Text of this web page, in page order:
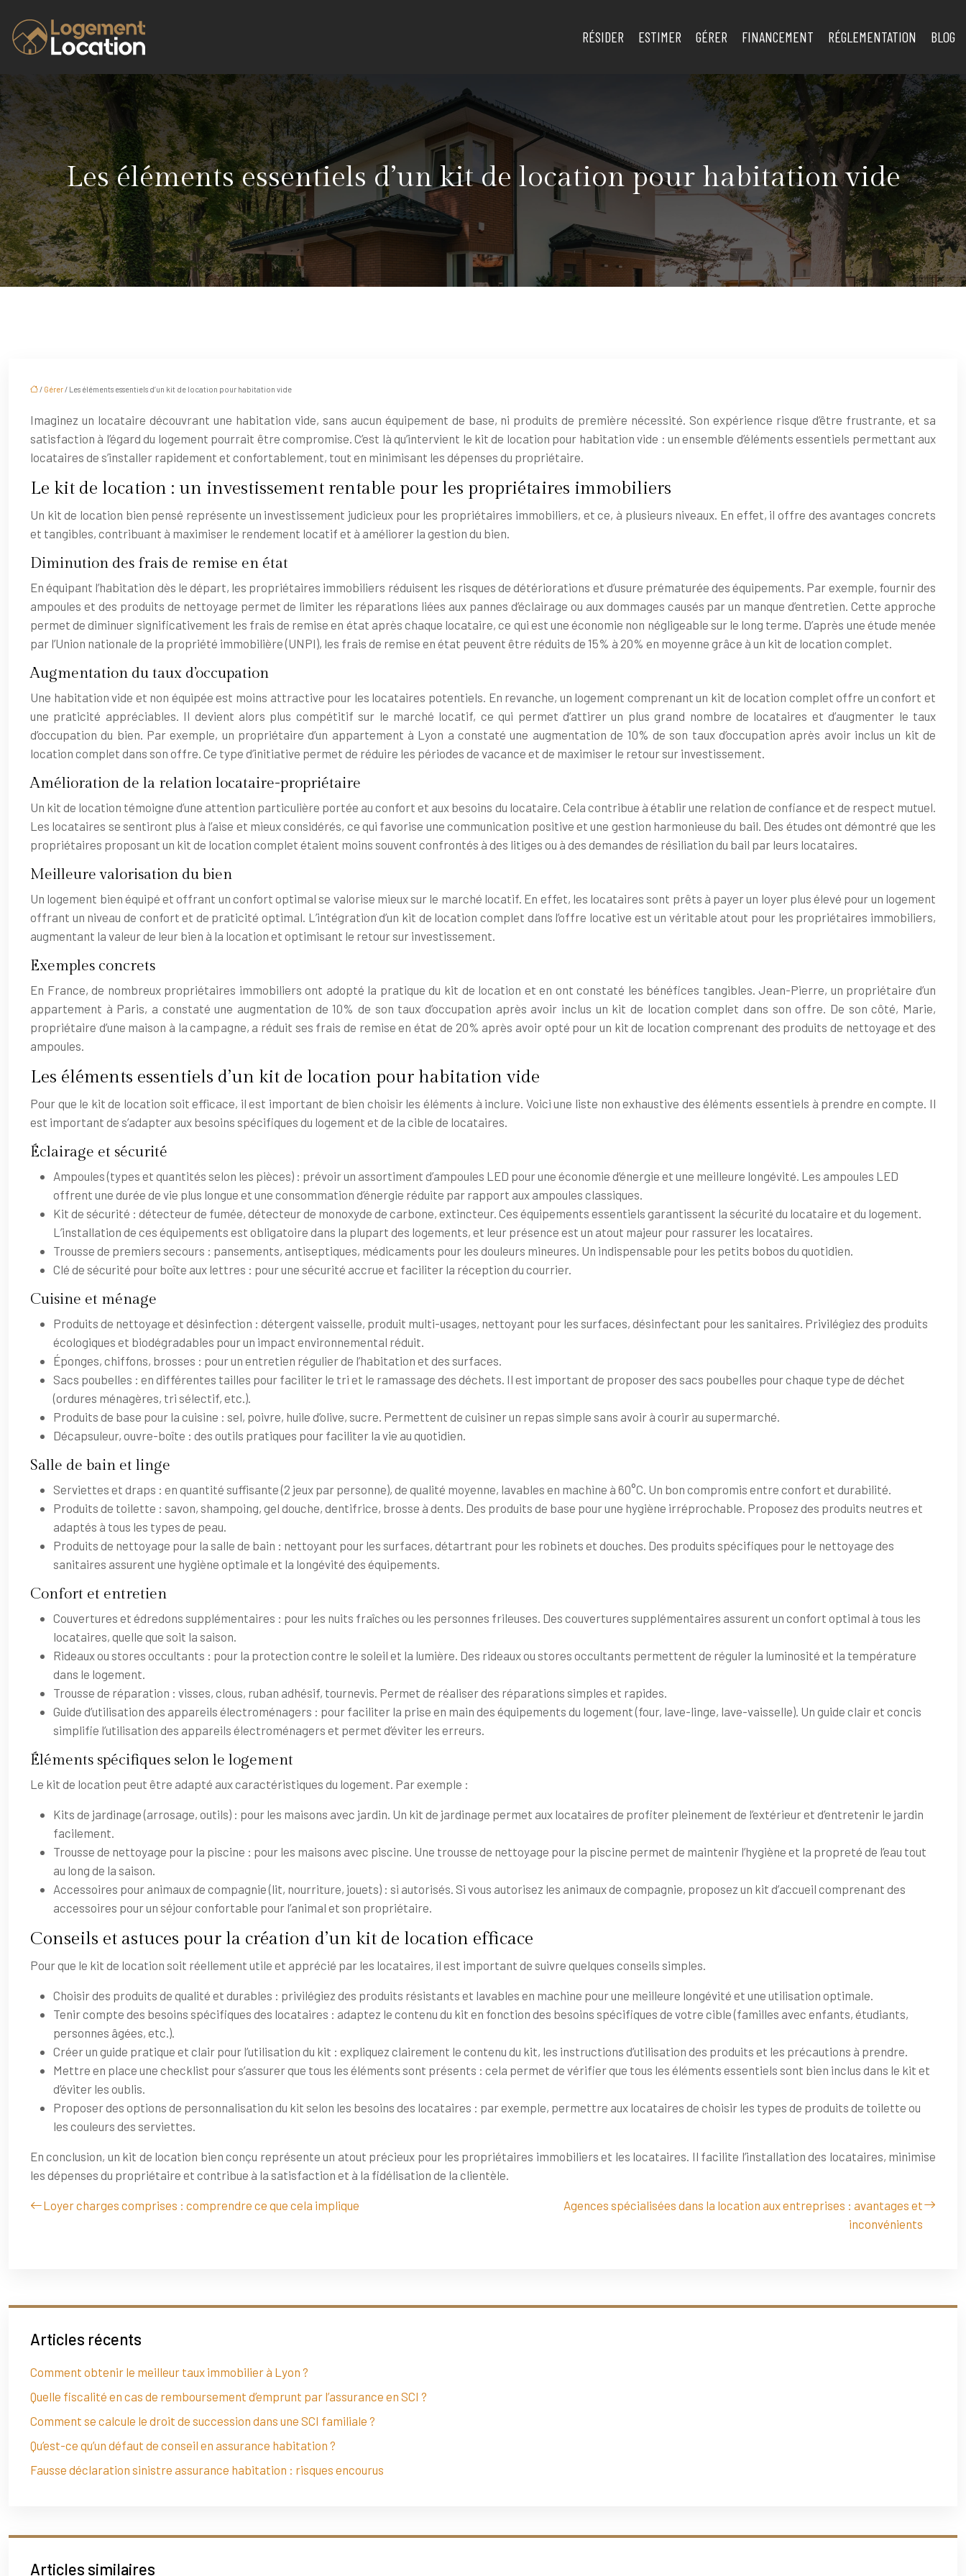
RÉSIDER ESTIMER GÉRER FINANCEMENT RÉGLEMENTATION BLOG
Les éléments essentiels d’un kit de location pour habitation vide
/ Gérer/ Les éléments essentiels d’un kit de location pour habitation vide
Imaginez un locataire découvrant une habitation vide, sans aucun équipement de base, ni produits de première nécessité. Son expérience risque d’être frustrante, et sa
satisfaction à l’égard du logement pourrait être compromise. C’est là qu’intervient le kit de location pour habitation vide : un ensemble d’éléments essentiels permettant aux
locataires de s’installer rapidement et confortablement, tout en minimisant les dépenses du propriétaire.
Le kit de location : un investissement rentable pour les propriétaires immobiliers
Un kit de location bien pensé représente un investissement judicieux pour les propriétaires immobiliers, et ce, à plusieurs niveaux. En effet, il offre des avantages concrets
et tangibles, contribuant à maximiser le rendement locatif et à améliorer la gestion du bien.
Diminution des frais de remise en état
En équipant l’habitation dès le départ, les propriétaires immobiliers réduisent les risques de détériorations et d’usure prématurée des équipements. Par exemple, fournir des
ampoules et des produits de nettoyage permet de limiter les réparations liées aux pannes d’éclairage ou aux dommages causés par un manque d’entretien. Cette approche
permet de diminuer significativement les frais de remise en état après chaque locataire, ce qui est une économie non négligeable sur le long terme. D’après une étude menée
par l’Union nationale de la propriété immobilière (UNPI), les frais de remise en état peuvent être réduits de 15% à 20% en moyenne grâce à un kit de location complet.
Augmentation du taux d’occupation
Une habitation vide et non équipée est moins attractive pour les locataires potentiels. En revanche, un logement comprenant un kit de location complet offre un confort et
une praticité appréciables. Il devient alors plus compétitif sur le marché locatif, ce qui permet d’attirer un plus grand nombre de locataires et d’augmenter le taux
d’occupation du bien. Par exemple, un propriétaire d’un appartement à Lyon a constaté une augmentation de 10% de son taux d’occupation après avoir inclus un kit de
location complet dans son offre. Ce type d’initiative permet de réduire les périodes de vacance et de maximiser le retour sur investissement.
Amélioration de la relation locataire-propriétaire
Un kit de location témoigne d’une attention particulière portée au confort et aux besoins du locataire. Cela contribue à établir une relation de confiance et de respect mutuel.
Les locataires se sentiront plus à l’aise et mieux considérés, ce qui favorise une communication positive et une gestion harmonieuse du bail. Des études ont démontré que les
propriétaires proposant un kit de location complet étaient moins souvent confrontés à des litiges ou à des demandes de résiliation du bail par leurs locataires.
Meilleure valorisation du bien
Un logement bien équipé et offrant un confort optimal se valorise mieux sur le marché locatif. En effet, les locataires sont prêts à payer un loyer plus élevé pour un logement
offrant un niveau de confort et de praticité optimal. L’intégration d’un kit de location complet dans l’offre locative est un véritable atout pour les propriétaires immobiliers,
augmentant la valeur de leur bien à la location et optimisant le retour sur investissement.
Exemples concrets
En France, de nombreux propriétaires immobiliers ont adopté la pratique du kit de location et en ont constaté les bénéfices tangibles. Jean-Pierre, un propriétaire d’un
appartement à Paris, a constaté une augmentation de 10% de son taux d’occupation après avoir inclus un kit de location complet dans son offre. De son côté, Marie,
propriétaire d’une maison à la campagne, a réduit ses frais de remise en état de 20% après avoir opté pour un kit de location comprenant des produits de nettoyage et des
ampoules.
Les éléments essentiels d’un kit de location pour habitation vide
Pour que le kit de location soit efficace, il est important de bien choisir les éléments à inclure. Voici une liste non exhaustive des éléments essentiels à prendre en compte. Il
est important de s’adapter aux besoins spécifiques du logement et de la cible de locataires.
Éclairage et sécurité
Ampoules (types et quantités selon les pièces) : prévoir un assortiment d’ampoules LED pour une économie d’énergie et une meilleure longévité. Les ampoules LED
offrent une durée de vie plus longue et une consommation d’énergie réduite par rapport aux ampoules classiques.
Kit de sécurité : détecteur de fumée, détecteur de monoxyde de carbone, extincteur. Ces équipements essentiels garantissent la sécurité du locataire et du logement.
L’installation de ces équipements est obligatoire dans la plupart des logements, et leur présence est un atout majeur pour rassurer les locataires.
Trousse de premiers secours : pansements, antiseptiques, médicaments pour les douleurs mineures. Un indispensable pour les petits bobos du quotidien.
Clé de sécurité pour boîte aux lettres : pour une sécurité accrue et faciliter la réception du courrier.
Cuisine et ménage
Produits de nettoyage et désinfection : détergent vaisselle, produit multi-usages, nettoyant pour les surfaces, désinfectant pour les sanitaires. Privilégiez des produits
écologiques et biodégradables pour un impact environnemental réduit.
Éponges, chiffons, brosses : pour un entretien régulier de l’habitation et des surfaces.
Sacs poubelles : en différentes tailles pour faciliter le tri et le ramassage des déchets. Il est important de proposer des sacs poubelles pour chaque type de déchet
(ordures ménagères, tri sélectif, etc.).
Produits de base pour la cuisine : sel, poivre, huile d’olive, sucre. Permettent de cuisiner un repas simple sans avoir à courir au supermarché.
Décapsuleur, ouvre-boîte : des outils pratiques pour faciliter la vie au quotidien.
Salle de bain et linge
Serviettes et draps : en quantité suffisante (2 jeux par personne), de qualité moyenne, lavables en machine à 60°C. Un bon compromis entre confort et durabilité.
Produits de toilette : savon, shampoing, gel douche, dentifrice, brosse à dents. Des produits de base pour une hygiène irréprochable. Proposez des produits neutres et
adaptés à tous les types de peau.
Produits de nettoyage pour la salle de bain : nettoyant pour les surfaces, détartrant pour les robinets et douches. Des produits spécifiques pour le nettoyage des
sanitaires assurent une hygiène optimale et la longévité des équipements.
Confort et entretien
Couvertures et édredons supplémentaires : pour les nuits fraîches ou les personnes frileuses. Des couvertures supplémentaires assurent un confort optimal à tous les
locataires, quelle que soit la saison.
Rideaux ou stores occultants : pour la protection contre le soleil et la lumière. Des rideaux ou stores occultants permettent de réguler la luminosité et la température
dans le logement.
Trousse de réparation : visses, clous, ruban adhésif, tournevis. Permet de réaliser des réparations simples et rapides.
Guide d’utilisation des appareils électroménagers : pour faciliter la prise en main des équipements du logement (four, lave-linge, lave-vaisselle). Un guide clair et concis
simplifie l’utilisation des appareils électroménagers et permet d’éviter les erreurs.
Éléments spécifiques selon le logement
Le kit de location peut être adapté aux caractéristiques du logement. Par exemple :
Kits de jardinage (arrosage, outils) : pour les maisons avec jardin. Un kit de jardinage permet aux locataires de profiter pleinement de l’extérieur et d’entretenir le jardin
facilement.
Trousse de nettoyage pour la piscine : pour les maisons avec piscine. Une trousse de nettoyage pour la piscine permet de maintenir l’hygiène et la propreté de l’eau tout
au long de la saison.
Accessoires pour animaux de compagnie (lit, nourriture, jouets) : si autorisés. Si vous autorisez les animaux de compagnie, proposez un kit d’accueil comprenant des
accessoires pour un séjour confortable pour l’animal et son propriétaire.
Conseils et astuces pour la création d’un kit de location efficace
Pour que le kit de location soit réellement utile et apprécié par les locataires, il est important de suivre quelques conseils simples.
Choisir des produits de qualité et durables : privilégiez des produits résistants et lavables en machine pour une meilleure longévité et une utilisation optimale.
Tenir compte des besoins spécifiques des locataires : adaptez le contenu du kit en fonction des besoins spécifiques de votre cible (familles avec enfants, étudiants,
personnes âgées, etc.).
Créer un guide pratique et clair pour l’utilisation du kit : expliquez clairement le contenu du kit, les instructions d’utilisation des produits et les précautions à prendre.
Mettre en place une checklist pour s’assurer que tous les éléments sont présents : cela permet de vérifier que tous les éléments essentiels sont bien inclus dans le kit et
d’éviter les oublis.
Proposer des options de personnalisation du kit selon les besoins des locataires : par exemple, permettre aux locataires de choisir les types de produits de toilette ou
les couleurs des serviettes.
En conclusion, un kit de location bien conçu représente un atout précieux pour les propriétaires immobiliers et les locataires. Il facilite l’installation des locataires, minimise
les dépenses du propriétaire et contribue à la satisfaction et à la fidélisation de la clientèle.
Loyer charges comprises : comprendre ce que cela implique
Agences spécialisées dans la location aux entreprises : avantages et
inconvénients
Articles récents
Comment obtenir le meilleur taux immobilier à Lyon ?
Quelle fiscalité en cas de remboursement d’emprunt par l’assurance en SCI ?
Comment se calcule le droit de succession dans une SCI familiale ?
Qu’est-ce qu’un défaut de conseil en assurance habitation ?
Fausse déclaration sinistre assurance habitation : risques encourus
Articles similaires